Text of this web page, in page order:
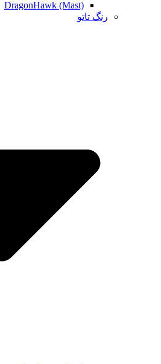
DragonHawk (Mast)
رنگ تاتو